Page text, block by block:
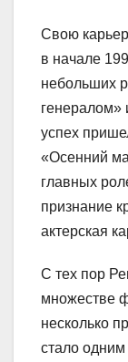
Свою
в начале
небольших
генералом»
успех
«Осенний
главных
признание
актерская
С тех пор
множестве
несколько
стало